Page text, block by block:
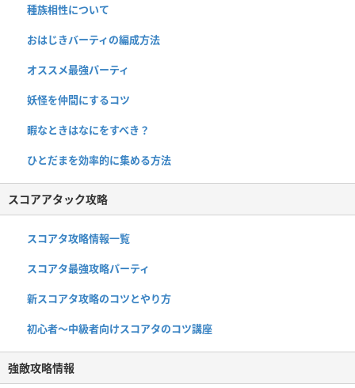
種族相性について
おはじきバーティの編成方法
オススメ最強パーティ
妖怪を仲間にするコツ
暇なときはなにをすべき？
ひとだまを効率的に集める方法
スコアアタック攻略
スコアタ攻略情報一覧
スコアタ最強攻略パーティ
新スコアタ攻略のコツとやり方
初心者〜中級者向けスコアタのコツ講座
強敵攻略情報